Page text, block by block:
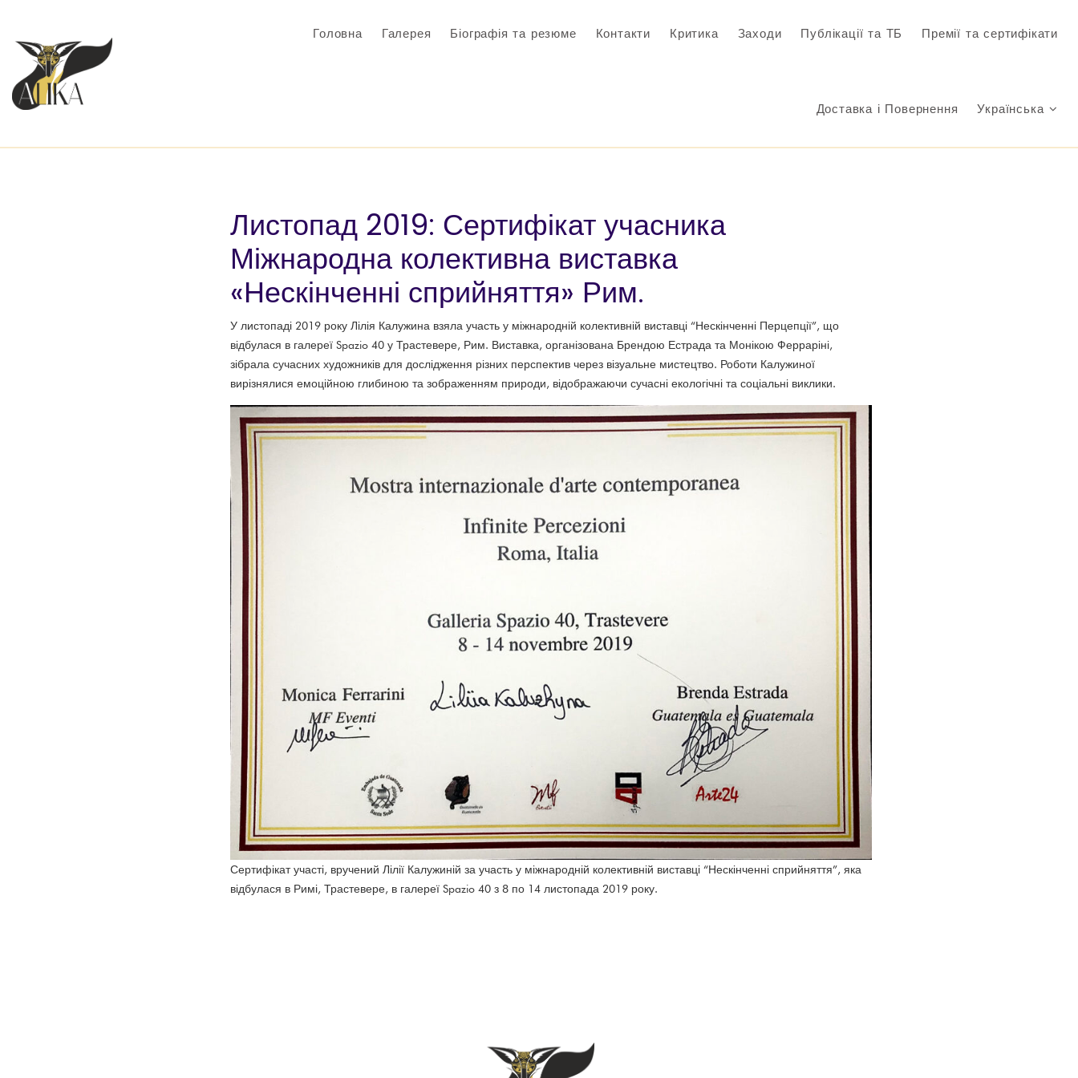
Головна Галерея Біографія та резюме Контакти Критика Заходи Публікації та ТБ Премії та сертифікати
Доставка і Повернення Українська
Листопад 2019: Сертифікат учасника
Міжнародна колективна виставка
«Нескінченні сприйняття» Рим.
У листопаді 2019 року Лілія Калужина взяла участь у міжнародній колективній виставці “Нескінченні Перцепції”, що
відбулася в галереї Spazio 40 у Трастевере, Рим. Виставка, організована Брендою Естрада та Монікою Ферраріні,
зібрала сучасних художників для дослідження різних перспектив через візуальне мистецтво. Роботи Калужиної
вирізнялися емоційною глибиною та зображенням природи, відображаючи сучасні екологічні та соціальні виклики.
Сертифікат участі, вручений Лілії Калужиній за участь у міжнародній колективній виставці “Нескінченні сприйняття”, яка
відбулася в Римі, Трастевере, в галереї Spazio 40 з 8 по 14 листопада 2019 року.